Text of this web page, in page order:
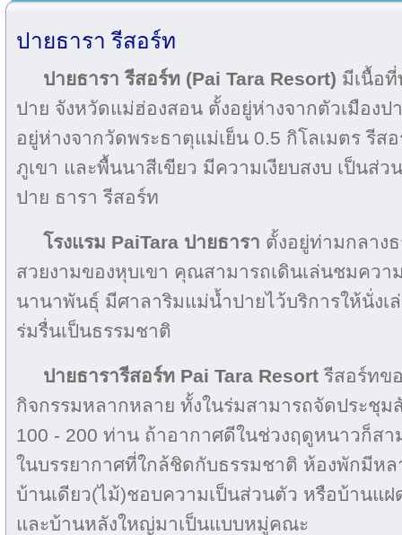
ปายธารา รีสอร์ท
ปายธารา รีสอร์ท (Pai Tara Resort) มีเนื้อ
ปาย จังหวัดแม่ฮ่องสอน ตั้งอยู่ห่างจากตัวเมืองป
อยู่ห่างจากวัดพระธาตุแม่เย็น 0.5 กิโลเมตร รีส
ภูเขา และพื้นนาสีเขียว มีความเงียบสงบ เป็นส่
ปาย ธารา รีสอร์ท
โรงแรม PaiTara ปายธารา ตั้งอยู่ท่ามกลาง
สวยงามของหุบเขา คุณสามารถเดินเล่นชมคว
นานาพันธุ์ มีศาลาริมแม่น้ำปายไว้บริการให้นั่ง
ร่มรื่นเป็นธรรมชาติ
ปายธารารีสอร์ท Pai Tara Resort รีสอร์ทข
กิจกรรมหลากหลาย ทั้งในร่มสามารถจัดประชุม
100 - 200 ท่าน ถ้าอากาศดีในช่วงฤดูหนาวก็สา
ในบรรยากาศที่ใกล้ชิดกับธรรมชาติ ห้องพักมีห
บ้านเดียว(ไม้)ชอบความเป็นส่วนตัว หรือบ้านแ
และบ้านหลังใหญ่มาเป็นแบบหมู่คณะ